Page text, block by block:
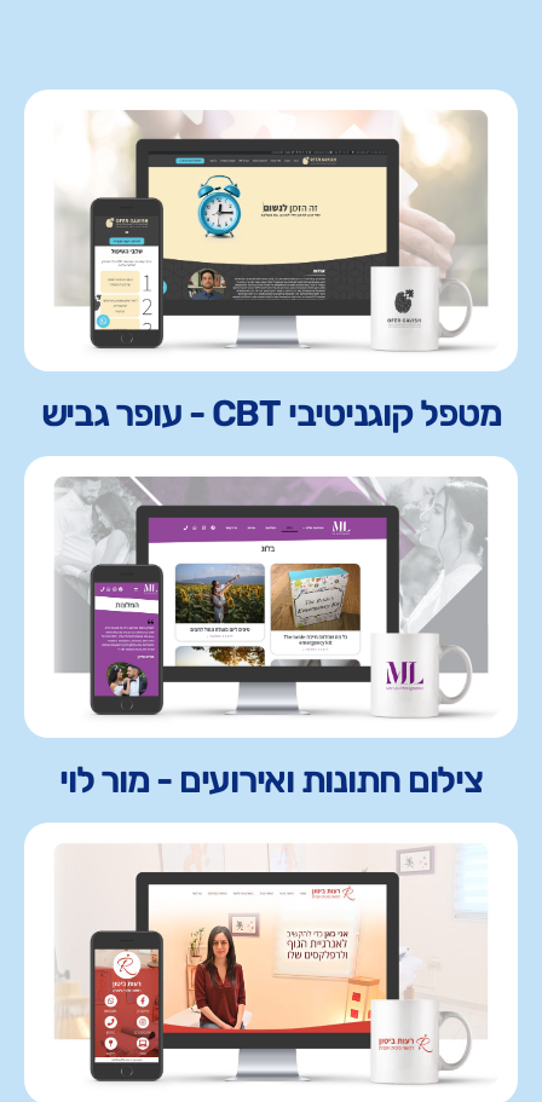
מטפל קוגניטיבי CBT - עופר גביש
צילום חתונות ואירועים - מור לוי